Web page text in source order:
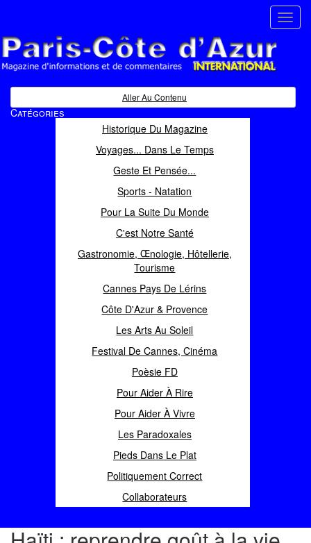
Magazine d'informations et de commentaires
Aller Au Contenu
Catégories
Historique Du Magazine
Voyages... Dans Le Temps
Geste Et Pensée...
Sports - Natation
Pour La Suite Du Monde
C'est Notre Santé
Gastronomie, Œnologie, Hôtellerie,
Tourisme
Cannes Pays De Lérins
Côte D'Azur & Provence
Les Arts Au Soleil
Festival De Cannes, Cinéma
Poèsie FD
Pour Aider À Rire
Pour Aider À Vivre
Les Paradoxales
Pieds Dans Le Plat
Politiquement Correct
Collaborateurs